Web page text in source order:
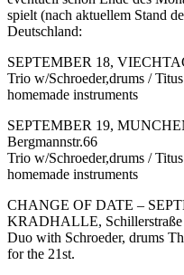
spielt (nach aktuellem Stand
Deutschland:
SEPTEMBER 18,
Trio w/Schroeder,drums /
homemade instruments
SEPTEMBER 19,
Bergmannstr.66
Trio w/Schroeder,drums /
homemade instruments
CHANGE OF DATE –
KRADHALLE, Schillerstraße
Duo with Schroeder, drums
for the 21st.